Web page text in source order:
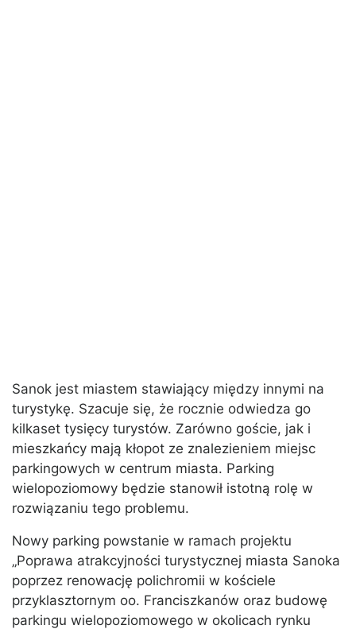
Sanok jest miastem stawiający między innymi na
turystykę. Szacuje się, że rocznie odwiedza go
kilkaset tysięcy turystów. Zarówno goście, jak i
mieszkańcy mają kłopot ze znalezieniem miejsc
parkingowych w centrum miasta. Parking
wielopoziomowy będzie stanowił istotną rolę w
rozwiązaniu tego problemu.
Nowy parking powstanie w ramach projektu
„Poprawa atrakcyjności turystycznej miasta Sanoka
poprzez renowację polichromii w kościele
przyklasztornym oo. Franciszkanów oraz budowę
parkingu wielopoziomowego w okolicach rynku